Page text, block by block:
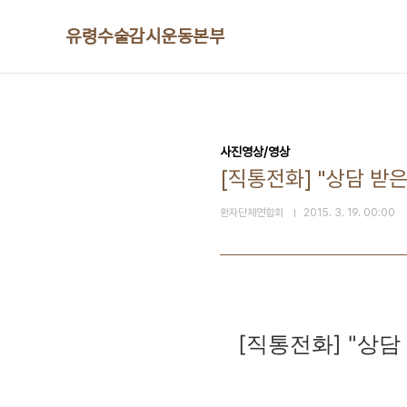
유령수술감시운동본부
사진영상/영상
[직통전화] "상담 받
환자단체연합회 2015. 3. 19. 00:00
[직통전화] "상